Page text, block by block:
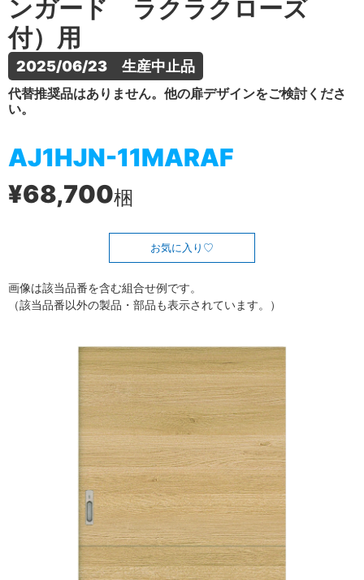
ンガード ラクラクローズ
付）用
2025/06/23　生産中止品
代替推奨品はありません。他の扉デザインをご検討くださ
い。
AJ1HJN-11MARAF
¥68,700梱
お気に入り
画像は該当品番を含む組合せ例です。
（該当品番以外の製品・部品も表示されています。）